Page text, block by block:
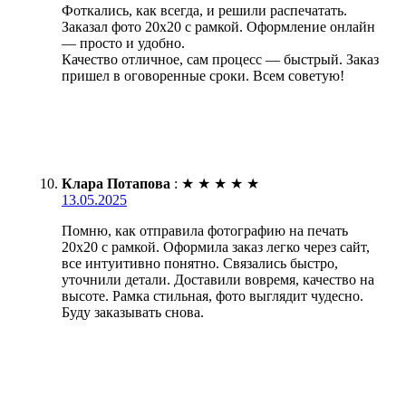
Фоткались, как всегда, и решили распечатать.
Заказал фото 20х20 с рамкой. Оформление онлайн
— просто и удобно.
Качество отличное, сам процесс — быстрый. Заказ
пришел в оговоренные сроки. Всем советую!
Клара Потапова : ★ ★ ★ ★ ★
13.05.2025
Помню, как отправила фотографию на печать
20х20 с рамкой. Оформила заказ легко через сайт,
все интуитивно понятно. Связались быстро,
уточнили детали. Доставили вовремя, качество на
высоте. Рамка стильная, фото выглядит чудесно.
Буду заказывать снова.